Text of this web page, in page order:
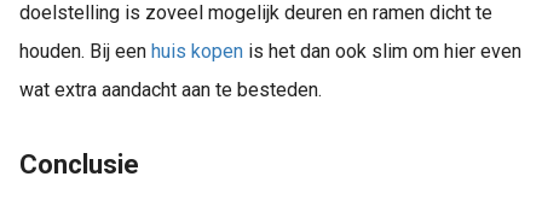
doelstelling is zoveel mogelijk deuren en ramen dicht te
houden. Bij een huis kopen is het dan ook slim om hier even
wat extra aandacht aan te besteden.
Conclusie